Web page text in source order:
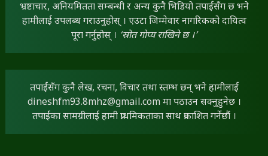
भ्रष्टाचार, अनियमितता सम्बन्धी र अन्य कुनै भिडियो तपाईंसँग छ भने
हामीलाई उपलब्ध गराउनुहोस् । एउटा जिम्मेवार नागरिकको दायित्व
पूरा गर्नुहोस् । ‘स्रोत गोप्य राखिने छ ।’
तपाईंसँग कुनै लेख, रचना, विचार तथा स्तम्भ छन् भने हामीलाई
dineshfm93.8mhz@gmail.comमा पठाउन सक्नुहुनेछ ।
तपाईंका सामग्रीलाई हामी प्राथमिकताका साथ प्रकाशित गर्नेछौं ।